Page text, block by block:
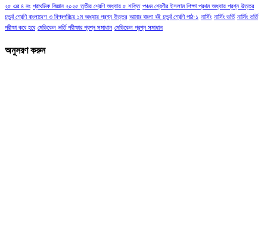
২৫ এর ৪ নং প্রাথমিক বিজ্ঞান ২০২৫ তৃতীয় শ্রেণি অধ্যায় ৫ শক্তি পঞ্চম শ্রেণীর ইসলাম শিক্ষা প্রথম অধ্যায় প্রশ্ন উত্তর
চতুর্থ শ্রেণি বাংলাদেশ ও বিশ্বপরিচয় ১ম অধ্যায় প্রশ্ন উত্তর আমার বাংলা বই চতুর্থ শ্রেণি পাঠ-১ নার্সিং নার্সিং ভর্তি নার্সিং ভর্তি
পরীক্ষা কবে হবে মেডিকেল ভর্তি পরীক্ষার প্রশ্ন সমাধান মেডিকেল প্রশ্ন সমাধান
অনুসরণ করুন